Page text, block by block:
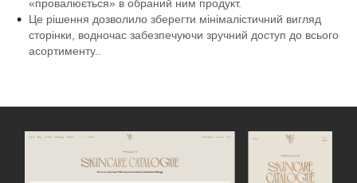
«провалюється» в обраний ним продукт.
Це рішення дозволило зберегти мінімалістичний вигляд
сторінки, водночас забезпечуючи зручний доступ до всього
асортименту..